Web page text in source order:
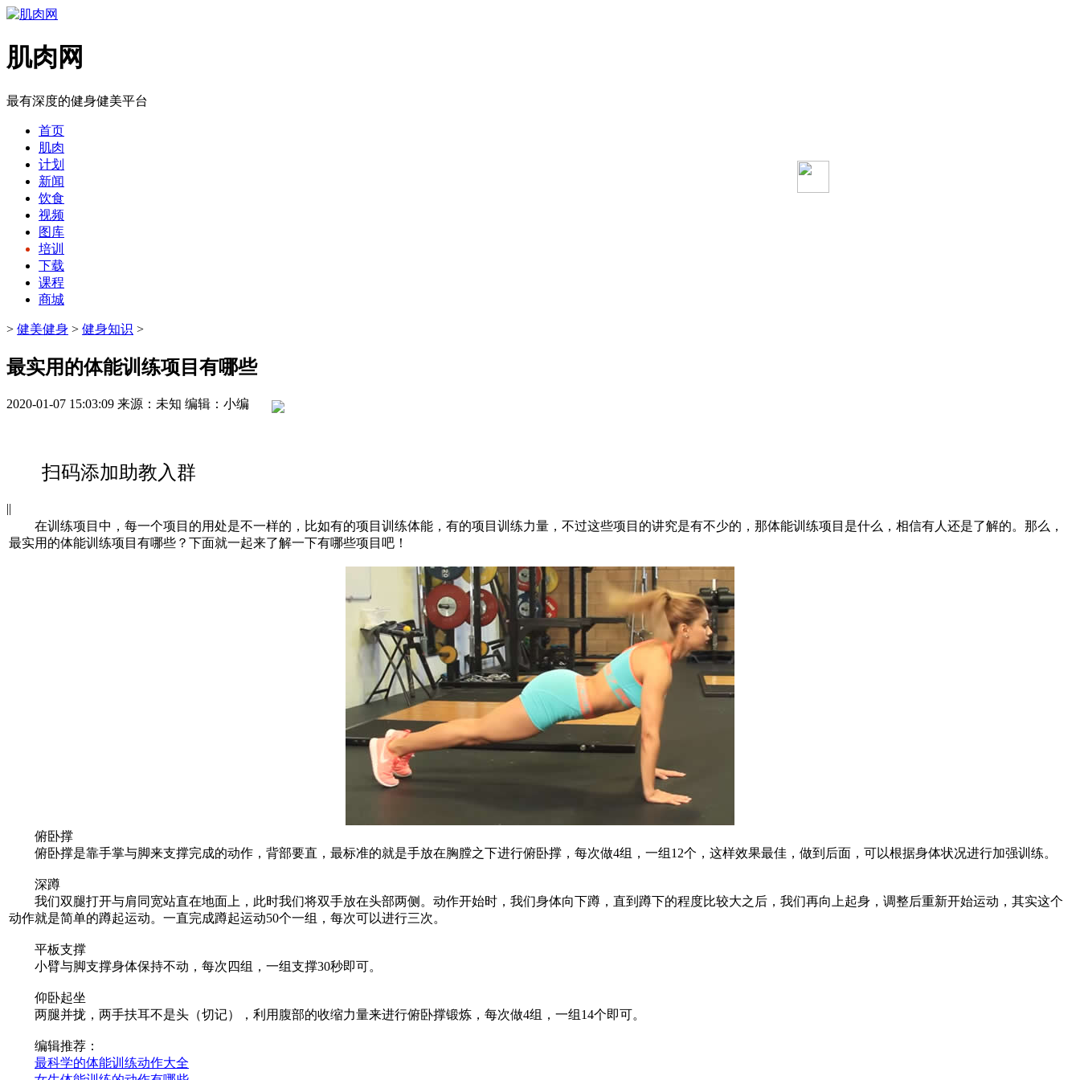
肌肉网
最有深度的健身健美平台
首页
肌肉
计划
新闻
饮食
视频
图库
培训
下载
课程
商城
> 健美健身 > 健身知识 >
最实用的体能训练项目有哪些
2020-01-07 15:03:09 来源：未知 编辑：小编
扫码添加助教入群
||
在训练项目中，每一个项目的用处是不一样的，比如有的项目训练体能，有的项目训练力量，不过这些项目的讲究是有不少的，那体能训练项目是什么，相信有人还是了解的。那么，
最实用的体能训练项目有哪些？下面就一起来了解一下有哪些项目吧！
俯卧撑
俯卧撑是靠手掌与脚来支撑完成的动作，背部要直，最标准的就是手放在胸膛之下进行俯卧撑，每次做4组，一组12个，这样效果最佳，做到后面，可以根据身体状况进行加强训练。
深蹲
我们双腿打开与肩同宽站直在地面上，此时我们将双手放在头部两侧。动作开始时，我们身体向下蹲，直到蹲下的程度比较大之后，我们再向上起身，调整后重新开始运动，其实这个
动作就是简单的蹲起运动。一直完成蹲起运动50个一组，每次可以进行三次。
平板支撑
小臂与脚支撑身体保持不动，每次四组，一组支撑30秒即可。
仰卧起坐
两腿并拢，两手扶耳不是头（切记），利用腹部的收缩力量来进行俯卧撑锻炼，每次做4组，一组14个即可。
编辑推荐：
最科学的体能训练动作大全